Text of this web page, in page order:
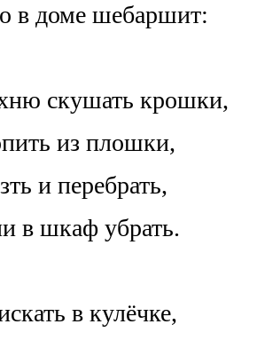
в доме шебаршит:
скушать крошки,
из плошки,
и перебрать,
в шкаф убрать.
в кулёчке,